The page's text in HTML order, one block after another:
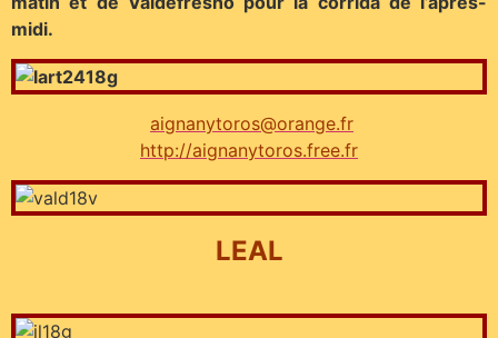
midi.
aignanytoros@orange.fr
http://aignanytoros.free.fr
LEAL